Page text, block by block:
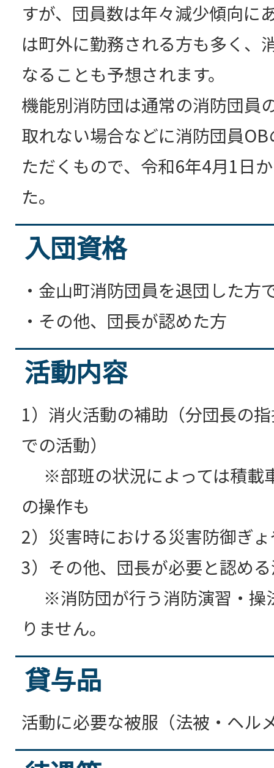
すが、団員数は年々減少傾向に
は町外に勤務される方も多く、
なることも予想されます。
機能別消防団は通常の消防団員
取れない場合などに消防団員
ただくもので、令和6年4月1日
た。
入団資格
・金山町消防団員を退団した方
・その他、団長が認めた方
活動内容
1）消火活動の補助（分団長の
での活動）
※部班の状況によっては積載
の操作も
2）災害時における災害防御ぎ
3）その他、団長が必要と認め
※消防団が行う消防演習・操
りません。
貸与品
活動に必要な被服（法被・ヘル